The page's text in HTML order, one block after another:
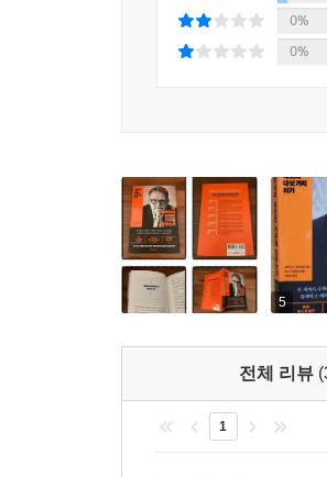
현대 사회를 이끄는 이데
대화를 거듭하는 것이 아
0%
0%
5
전체 리뷰
1